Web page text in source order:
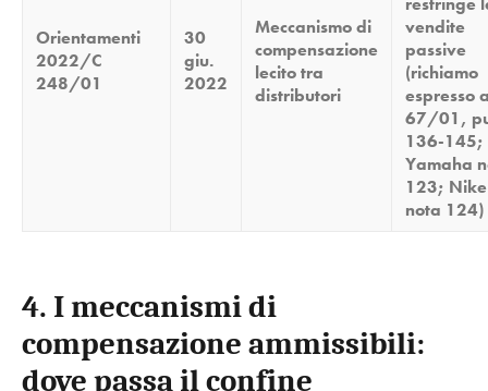
Orientamenti
2022/C
248/01
30
giu.
2022
Meccanismo di
compensazione
lecito tra
distributori
vendite
passive
(richiamo
espresso
67/01,
136-145;
Yamaha
123; Nike
nota 124)
4. I meccanismi di
compensazione ammissibili:
dove passa il confine